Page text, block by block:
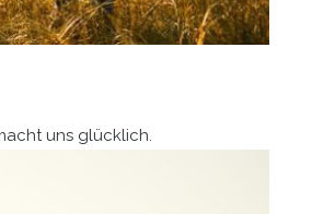
uns glücklich.